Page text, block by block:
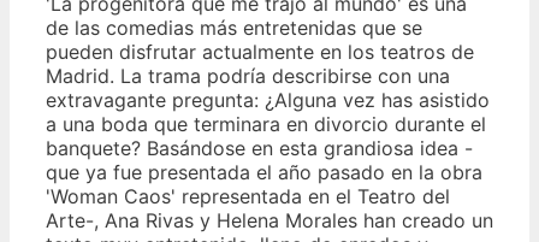
de las comedias más entretenidas que se
pueden disfrutar actualmente en los teatros de
Madrid. La trama podría describirse con una
extravagante pregunta: ¿Alguna vez has asistido
a una boda que terminara en divorcio durante el
banquete? Basándose en esta grandiosa idea -
que ya fue presentada el año pasado en la obra
'Woman Caos' representada en el Teatro del
Arte-, Ana Rivas y Helena Morales han creado un